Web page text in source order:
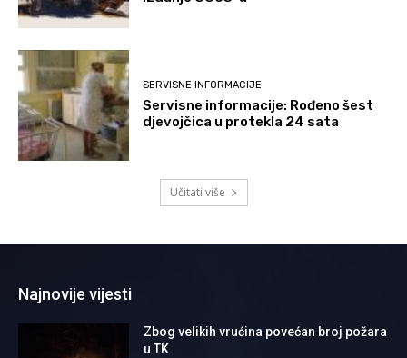
SERVISNE INFORMACIJE
Servisne informacije: Rođeno šest
djevojčica u protekla 24 sata
Učitati više
Najnovije vijesti
Zbog velikih vrućina povećan broj požara
u TK